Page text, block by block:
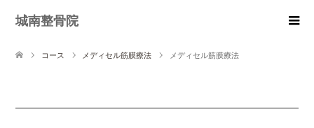
城南整骨院
コース メディセル筋膜療法 メディセル筋膜療法